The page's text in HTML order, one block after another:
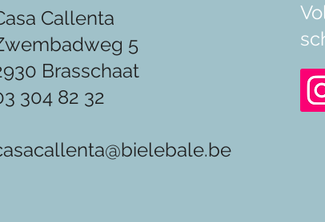
Callenta
5
Brasschaat
304 82 32